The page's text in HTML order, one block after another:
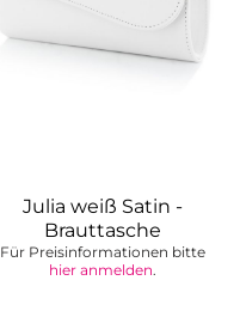
Julia weiß Satin -
Brauttasche
Für Preisinformationen bitte
hier anmelden.